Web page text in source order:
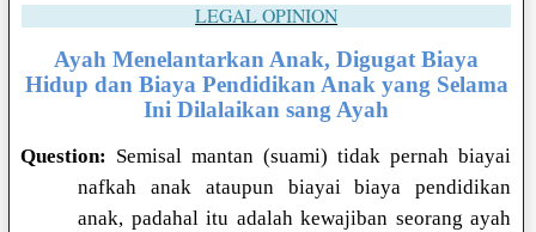
LEGAL OPINION
Ayah Menelantarkan Anak, Digugat Biaya
Hidup dan Biaya Pendidikan Anak yang Selama
Ini Dilalaikan sang Ayah
Question: Semisal mantan (suami) tidak pernah biayai
nafkah anak ataupun biayai biaya pendidikan
anak, padahal itu adalah kewajiban seorang ayah